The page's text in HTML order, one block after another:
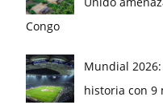
Congo
Mundial
historia con 9